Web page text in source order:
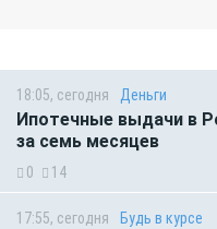
18:05, сегодня Деньги
Ипотечные выдачи в
за семь месяцев
0 14
17:55, сегодня Будь в курсе